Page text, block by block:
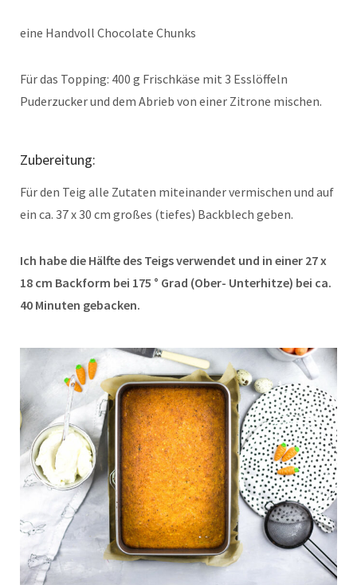
eine Handvoll Chocolate Chunks
Für das Topping: 400 g Frischkäse mit 3 Esslöffeln
Puderzucker und dem Abrieb von einer Zitrone mischen.
Zubereitung:
Für den Teig alle Zutaten miteinander vermischen und auf
ein ca. 37 x 30 cm großes (tiefes) Backblech geben.
Ich habe die Hälfte des Teigs verwendet und in einer 27 x
18 cm Backform bei 175 ° Grad (Ober- Unterhitze) bei ca.
40 Minuten gebacken.